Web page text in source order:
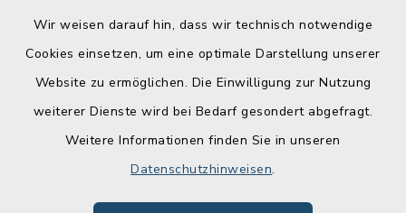
Wir weisen darauf hin, dass wir technisch notwendige
Cookies einsetzen, um eine optimale Darstellung unserer
Website zu ermöglichen. Die Einwilligung zur Nutzung
weiterer Dienste wird bei Bedarf gesondert abgefragt.
Weitere Informationen finden Sie in unseren
Datenschutzhinweisen.
Barrierefreiheit